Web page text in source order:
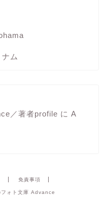
ム
／著者profile に A
免責事項
ォト文庫 Advance